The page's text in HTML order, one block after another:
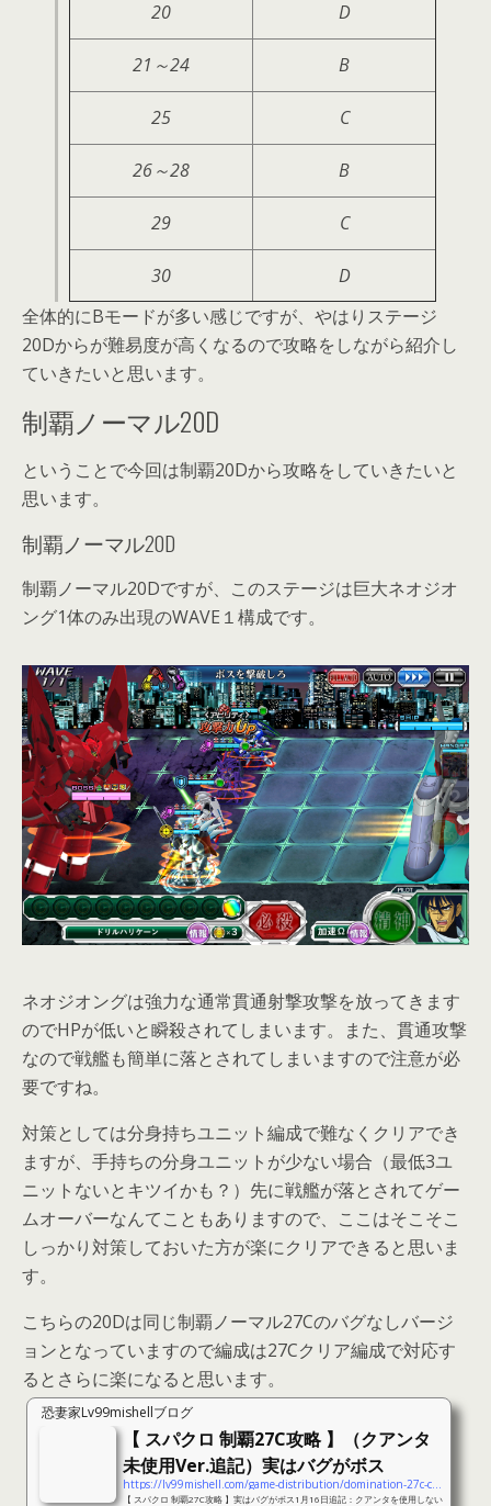
20 D
21～24 B
25 C
26～28 B
29 C
30
D
全体的にBモードが多い感じですが、やはりステージ
20Dからが難易度が高くなるので攻略をしながら紹介し
ていきたいと思います。
制覇ノーマル20D
ということで今回は制覇20Dから攻略をしていきたいと
思います。
制覇ノーマル20D
制覇ノーマル20Dですが、このステージは巨大ネオジオ
ング1体のみ出現のWAVE１構成です。
ネオジオングは強力な通常貫通射撃攻撃を放ってきます
のでHPが低いと瞬殺されてしまいます。また、貫通攻撃
なので戦艦も簡単に落とされてしまいますので注意が必
要ですね。
対策としては分身持ちユニット編成で難なくクリアでき
ますが、手持ちの分身ユニットが少ない場合（最低3ユ
ニットないとキツイかも？）先に戦艦が落とされてゲー
ムオーバーなんてこともありますので、ここはそこそこ
しっかり対策しておいた方が楽にクリアできると思いま
す。
こちらの20Dは同じ制覇ノーマル27Cのバグなしバージ
ョンとなっていますので編成は27Cクリア編成で対応す
るとさらに楽になると思います。
恐妻家Lv99mishellブログ
【 スパクロ 制覇27C攻略 】（クアンタ
未使用Ver.追記）実はバグがボス
https://lv99mishell.com/game-distribution/domination-27c-cheats
【 スパクロ 制覇27C攻略 】実はバグがボス1月16日追記：クアンタを使用しない